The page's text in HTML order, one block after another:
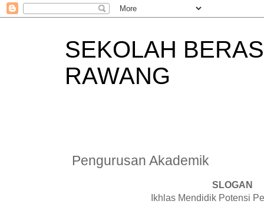
SEKOLAH
RAWANG
Pengurusan Akademik
SLOGAN
Ikhlas Mendidik Potensi